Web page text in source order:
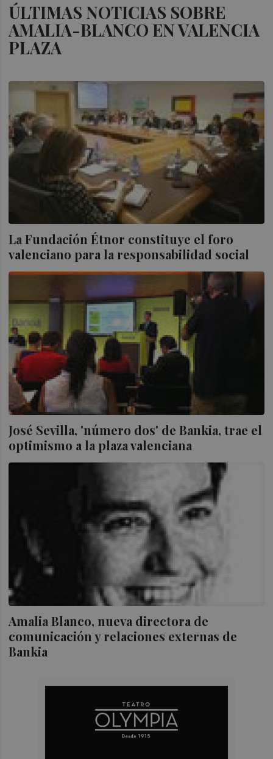
ÚLTIMAS NOTICIAS SOBRE
AMALIA-BLANCO EN VALENCIA
PLAZA
La Fundación Étnor constituye el foro
valenciano para la responsabilidad social
José Sevilla, 'número dos' de Bankia, trae el
optimismo a la plaza valenciana
Amalia Blanco, nueva directora de
comunicación y relaciones externas de
Bankia